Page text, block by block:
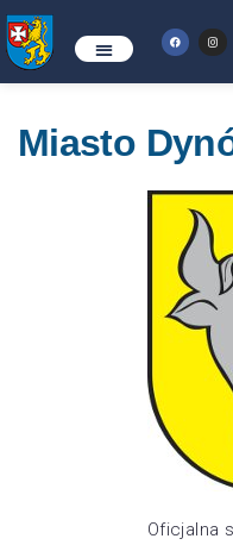
Miasto
Oficjalna